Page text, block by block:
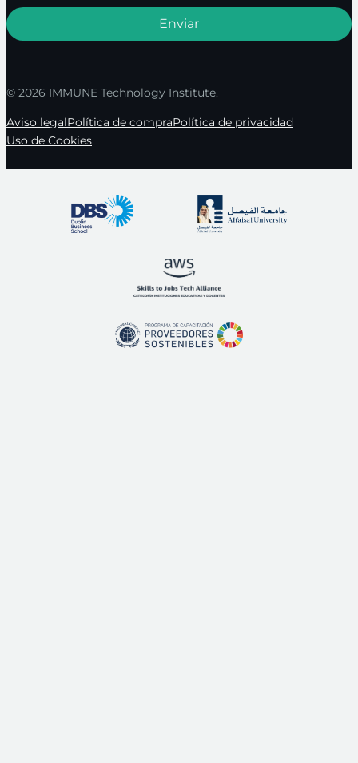
© 2026 IMMUNE Technology Institute.
Aviso legalPolítica de compraPolítica de privacidad
Uso de Cookies